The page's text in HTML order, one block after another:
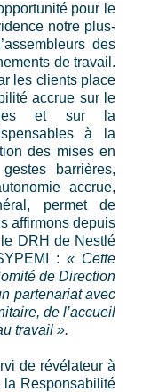
pour le
notre plus-
des
de travail.
les clients place
accrue sur le
et sur la
à la
des mises en
barrières,
accrue,
permet de
affirmons depuis
DRH de Nestlé
:« Cette
de Direction
partenariat avec
de l’accueil
travail ».
de révélateur à
la Responsabilité